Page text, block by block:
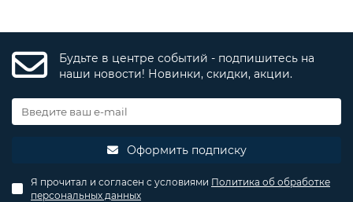
Будьте в центре событий - подпишитесь на
наши новости! Новинки, скидки, акции.
Оформить подписку
Я прочитал и согласен с условиями Политика об обработке
персональных данных